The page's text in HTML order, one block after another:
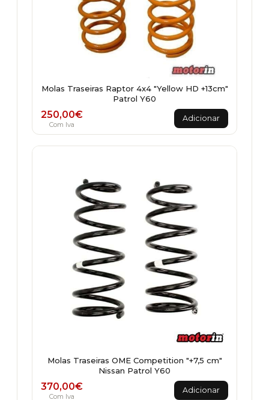
Molas Traseiras Raptor 4x4 "Yellow HD +13cm"
Patrol Y60
250,00€
Com Iva
Adicionar
Molas Traseiras OME Competition "+7,5 cm"
Nissan Patrol Y60
370,00€
Com Iva
Adicionar